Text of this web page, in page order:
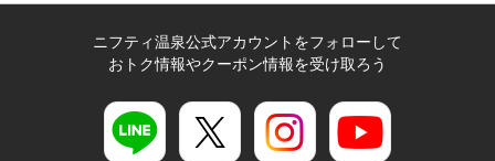
ニフティ温泉公式アカウントをフォローして
おトク情報やクーポン情報を受け取ろう